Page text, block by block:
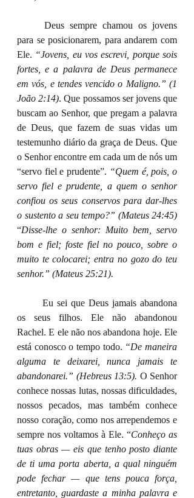
para se posicionarem, para andarem com
Ele. “Jovens, eu vos escrevi, porque sois
fortes, e a palavra de Deus permanece
em vós, e tendes vencido o Maligno.” (1
João 2:14). Que possamos ser jovens que
buscam ao Senhor, que pregam a palavra
de Deus, que fazem de suas vidas um
testemunho diário da graça de Deus. Que
o Senhor encontre em cada um de nós um
“servo fiel e prudente”. “Quem é, pois, o
servo fiel e prudente, a quem o senhor
confiou os seus conservos para dar-lhes
o sustento a seu tempo?” (Mateus 24:45)
“Disse-lhe o senhor: Muito bem, servo
bom e fiel; foste fiel no pouco, sobre o
muito te colocarei; entra no gozo do teu
senhor.” (Mateus 25:21).
os seus filhos. Ele não abandonou
Rachel. E ele não nos abandona hoje. Ele
está conosco o tempo todo. “De maneira
alguma te deixarei, nunca jamais te
abandonarei.” (Hebreus 13:5). O Senhor
conhece nossas lutas, nossas dificuldades,
nossos pecados, mas também conhece
nosso coração, como nos arrependemos e
sempre nos voltamos à Ele. “Conheço as
tuas obras — eis que tenho posto diante
de ti uma porta aberta, a qual ninguém
pode fechar — que tens pouca força,
entretanto, guardaste a minha palavra e